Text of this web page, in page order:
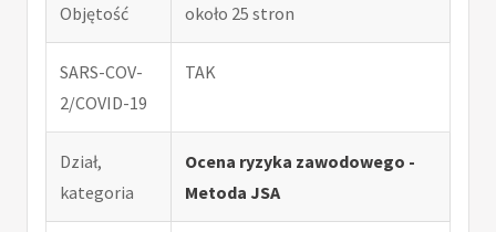
Objętość około 25 stron
SARS-COV-
2/COVID-19
TAK
Dział,
kategoria
Ocena ryzyka zawodowego -
Metoda JSA